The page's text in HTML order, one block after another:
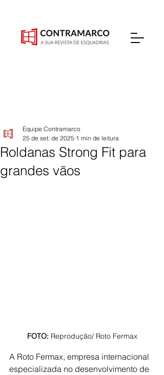
Roldanas Strong Fit para
grandes vãos
Equipe Contramarco
25 de set. de 2025 1 min de leitura
FOTO: Reprodução/ Roto Fermax
A Roto Fermax, empresa internacional
especializada no desenvolvimento de